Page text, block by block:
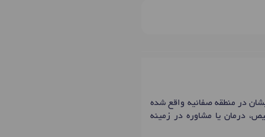
دکترای حرفه ای دندانپزشک در شهر یزد با شماره نظام پزشکی 134423، مطب ایشان در منطقه صفائیه واقع شده
درمان یا مشاوره در زمینه